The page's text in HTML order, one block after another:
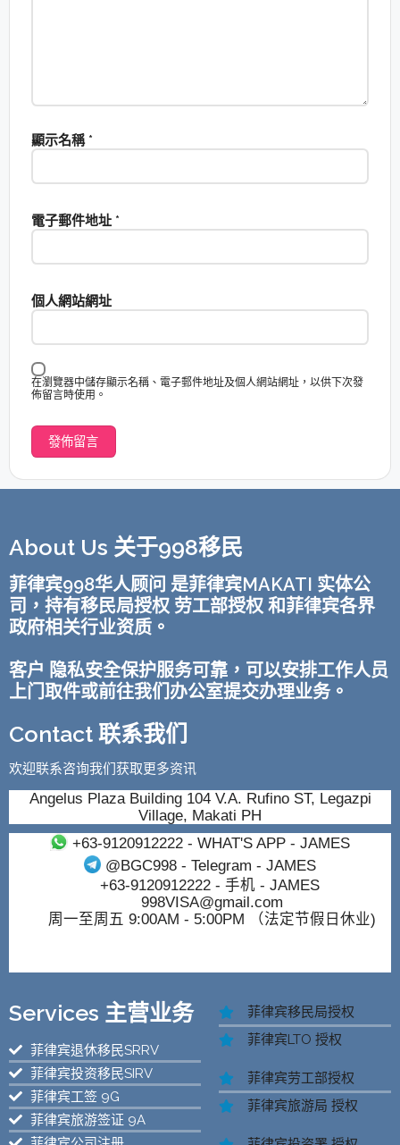
顯示名稱 *
電子郵件地址 *
個人網站網址
在瀏覽器中儲存顯示名稱、電子郵件地址及個人網站網址，以供下次發
佈留言時使用。
About Us 关于998移民
菲律宾998华人顾问 是菲律宾MAKATI 实体公
司，持有移民局授权 劳工部授权 和菲律宾各界
政府相关行业资质。
客户 隐私安全保护服务可靠，可以安排工作人员
上门取件或前往我们办公室提交办理业务。
Contact 联系我们
欢迎联系咨询我们获取更多资讯
Angelus Plaza Building 104 V.A. Rufino ST, Legazpi
Village, Makati PH
+63-9120912222- WHAT'S APP - JAMES
@BGC998 - Telegram - JAMES
+63-9120912222- 手机 - JAMES
998VISA@gmail.com
周一至周五 9:00AM - 5:00PM （法定节假日休业)
Services 主营业务
菲律宾退休移民SRRV
菲律宾投资移民SIRV
菲律宾工签 9G
菲律宾旅游签证 9A
菲律宾移民局授权
菲律宾LTO 授权
菲律宾劳工部授权
菲律宾旅游局 授权